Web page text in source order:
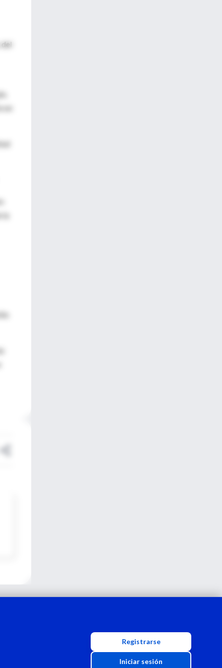
en
Registrarse
Iniciar sesión